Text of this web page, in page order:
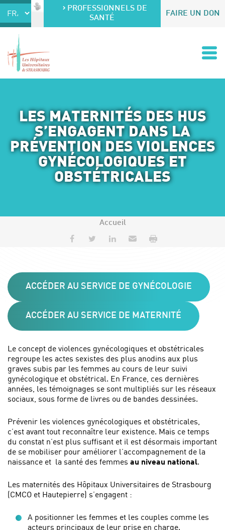
Accéder au contenu
Accéder au menuPROFESSIONNELS DE
SANTÉ
FAIRE UN DON
LES MATERNITÉS DES HUS
S’ENGAGENT DANS LA
PRÉVENTION DES VIOLENCES
GYNÉCOLOGIQUES ET
OBSTÉTRICALES
Accueil
Partager sur Facebook
Partager sur Twitter
Partager sur LinkedIn
Envoyer par e-mail
ACCÉDER AU SERVICE DE GYNÉCOLOGIE
ACCÉDER AU SERVICE DE MATERNITÉ
Le concept de violences gynécologiques et obstétricales
regroupe les actes sexistes des plus anodins aux plus
graves subis par les femmes au cours de leur suivi
gynécologique et obstétrical. En France, ces dernières
années, les témoignages se sont multipliés sur les réseaux
sociaux, sous forme de livres ou de bandes dessinées.
Prévenir les violences gynécologiques et obstétricales,
c’est avant tout reconnaître leur existence. Mais ce temps
du constat n’est plus suffisant et il est désormais important
de se mobiliser pour améliorer l’accompagnement de la
naissance et la santé des femmes au niveau national.
Les maternités des Hôpitaux Universitaires de Strasbourg
(CMCO et Hautepierre) s’engagent :
A positionner les femmes et les couples comme les
acteurs principaux de leur prise en charge.